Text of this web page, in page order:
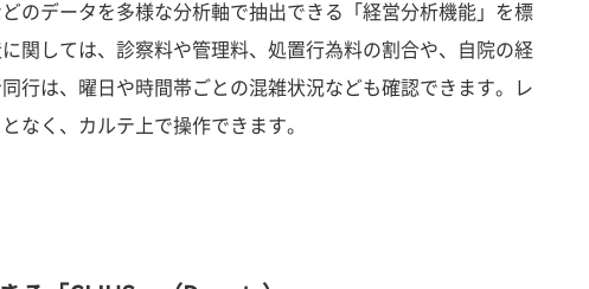
のデータを多様な分析軸で抽出できる「経営分析機能」を標
関しては、診察料や管理料、処置行為料の割合や、自院の経
行は、曜日や時間帯ごとの混雑状況なども確認できます。レ
なく、カルテ上で操作できます。